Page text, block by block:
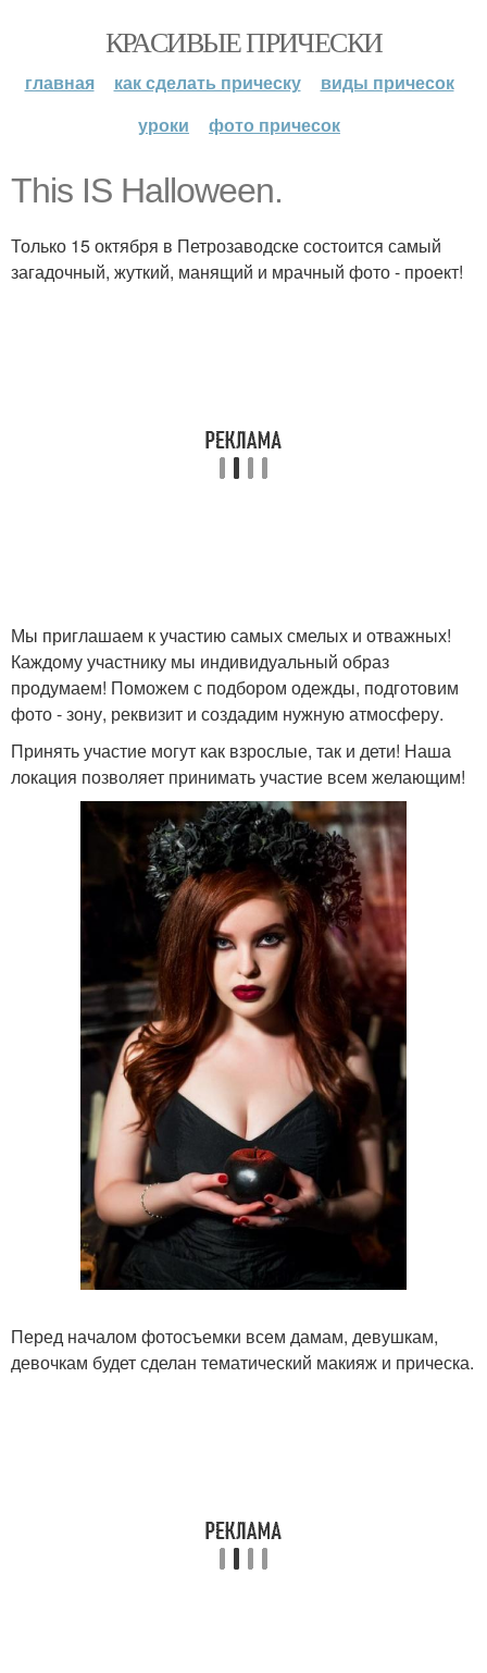
КРАСИВЫЕ ПРИЧЕСКИ
главная как сделать прическу
виды причесок
уроки
фото причесок
This IS Halloween.
Только 15 октября в Петрозаводске состоится самый
загадочный, жуткий, манящий и мрачный фото - проект!
Мы приглашаем к участию самых смелых и отважных!
Каждому участнику мы индивидуальный образ
продумаем! Поможем с подбором одежды, подготовим
фото - зону, реквизит и создадим нужную атмосферу.
Принять участие могут как взрослые, так и дети! Наша
локация позволяет принимать участие всем желающим!
Перед началом фотосъемки всем дамам, девушкам,
девочкам будет сделан тематический макияж и прическа.